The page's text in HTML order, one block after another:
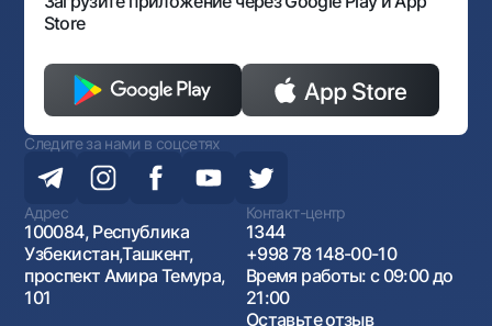
Store
Следите за нами в соцсетях
Адрес
100084, Республика
Узбекистан,Ташкент,
проспект Амира Темура,
101
Контакт-центр
1344
+998 78 148-00-10
Время работы: с 09:00 до
21:00
Оставьте отзыв